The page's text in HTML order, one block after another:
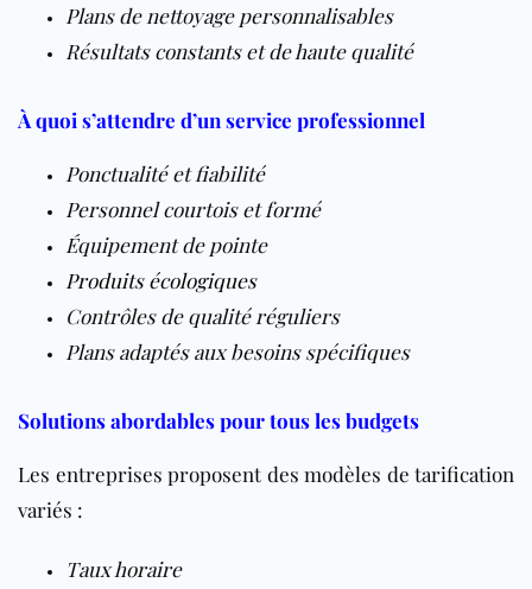
Plans de nettoyage personnalisables
Résultats constants et de haute qualité
À quoi s’attendre d’un service professionnel
Ponctualité et fiabilité
Personnel courtois et formé
Équipement de pointe
Produits écologiques
Contrôles de qualité réguliers
Plans adaptés aux besoins spécifiques
Solutions abordables pour tous les budgets
Les entreprises proposent des modèles de tarification
variés :
Taux horaire